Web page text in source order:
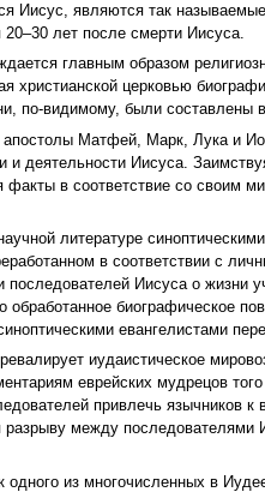
Иисус, являются так
лет после смерти Иисуса.
главным образом
христианской церковью
по-видимому, были составлены
Матфей, Марк, Лука и
и деятельности Иисуса.
в соответствие со своим
литературе
в соответствии с
последователей Иисуса о
биографическое
евангелистами
иудаистическое
еврейских мудрецов
привлечь язычников
между
из многочисленных в